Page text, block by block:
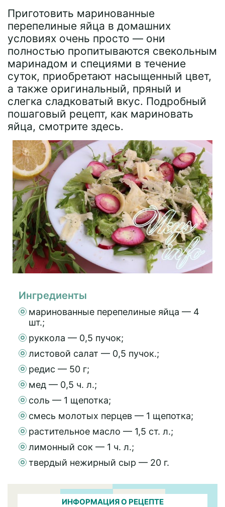
Приготовить маринованные
перепелиные яйца в домашних
условиях очень просто — они
полностью пропитываются свекольным
маринадом и специями в течение
суток, приобретают насыщенный цвет,
а также оригинальный, пряный и
слегка сладковатый вкус. Подробный
пошаговый рецепт, как мариновать
яйца, смотрите здесь.
Ингредиенты
маринованные перепелиные яйца — 4
шт.;
руккола — 0,5 пучок;
листовой салат — 0,5 пучок.;
редис — 50 г;
мед — 0,5 ч. л.;
соль — 1 щепотка;
смесь молотых перцев — 1 щепотка;
растительное масло — 1,5 ст. л.;
лимонный сок — 1 ч. л.;
твердый нежирный сыр — 20 г.
ИНФОРМАЦИЯ О РЕЦЕПТЕ